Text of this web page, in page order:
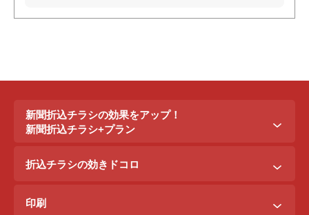
新聞折込チラシの効果をアップ！
新聞折込チラシ+プラン
新聞折込チラシ＋ポステイング
折込チラシ＋駅看板
折込チラシの効きドコロ
折込配布効きドコロ
印刷